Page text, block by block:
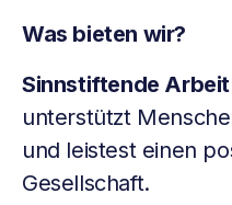
Was bieten wir?
Sinnstiftende
unterstützt
und leistest einen
Gesellschaft.